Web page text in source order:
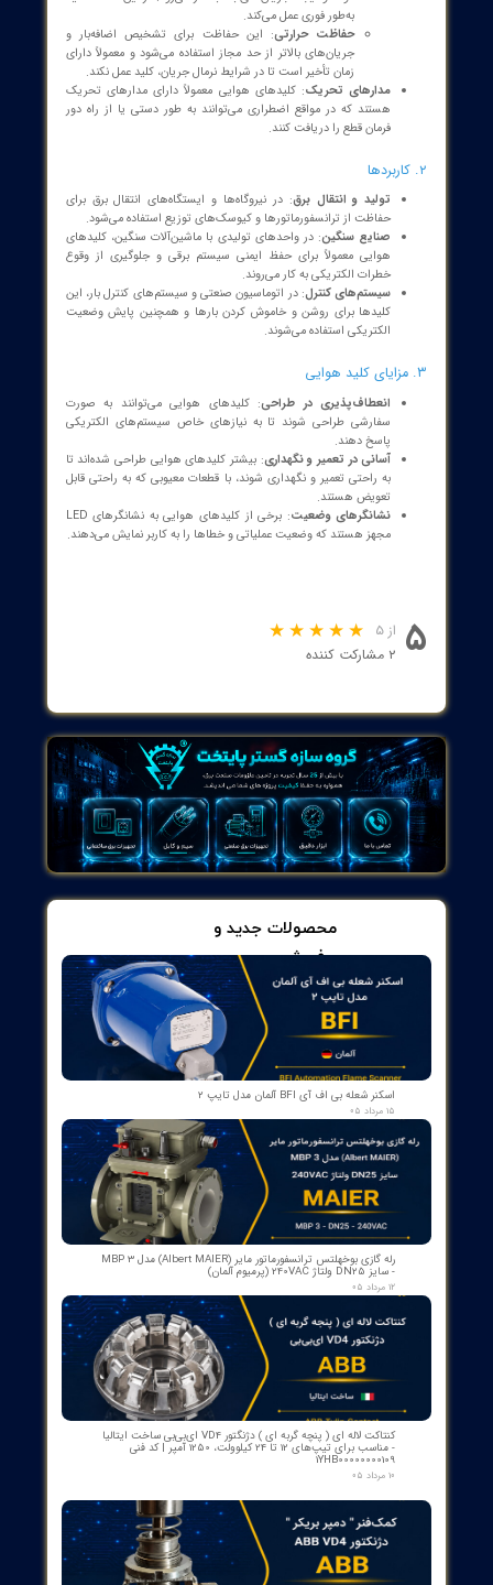
سیستم قطع و وصل: کلیدهای هوایی از یک سیستم قطع و وصل
الکتریکی تشکیل شده‌اند که شامل کنتاکت‌ها، رله‌ها و حسگرهای
حرارتی و مغناطیسی است. این سیستم به صورت خودکار یا دستی
می‌تواند جریان را قطع کند.
کوتاه و ایجاد جریان‌های بالا به کار می‌رود. در این حالت، کلید
به‌طور فوری عمل می‌کند.
حفاظت حرارتی
زمان تأخیر است تا در شرایط نرمال جریان، کلید عمل نکند.
مدارهای تحریک: کلیدهای هوایی معمولاً دارای مدارهای تحریک
هستند که در مواقع اضطراری می‌توانند به طور دستی یا از راه دور
فرمان قطع را دریافت کنند.
تولید و انتقال برق: در نیروگاه‌ها و ایستگاه‌های انتقال برق برای
حفاظت از ترانسفورماتورها و کیوسک‌های توزیع استفاده می‌شود.
صنایع سنگین : در واحدهای تولیدی با ماشین‌آلات سنگین، کلیدهای
هوایی معمولاً برای حفظ ایمنی سیستم برقی و جلوگیری از وقوع
خطرات الکتریکی به کار می‌روند.
سیستم‌های کنترل: در اتوماسیون صنعتی و سیستم‌های کنترل بار، این
کلیدها برای روشن و خاموش کردن بارها و همچنین پایش وضعیت
الکتریکی استفاده می‌شوند.
انعطاف‌پذیری در طراحی: کلیدهای هوایی می‌توانند به صورت
سفارشی طراحی شوند تا به نیازهای خاص سیستم‌های الکتریکی
آسانی در تعمیر و نگهداری: بیشتر کلیدهای هوایی طراحی شده‌اند تا
به راحتی تعمیر و نگهداری شوند، با قطعات معیوبی که به راحتی قابل
تعویض هستند.
نشانگرهای وضعیت : برخی از کلیدهای هوایی به نشانگرهای LED
مجهز هستند که وضعیت عملیاتی و خطاها را به کاربر نمایش می‌دهند.